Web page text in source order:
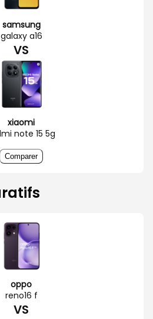
samsung
galaxy a16
VS
xiaomi
note 15 5g
Comparer
oppo
reno16 f
VS